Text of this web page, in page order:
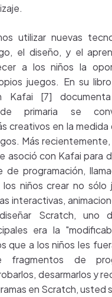
utilizar nuevas
el diseño, y el
a los niños la
juegos. En su
Kafai [7]
de primaria se
creativos en la medida
Más
asoció con Kafai para
de programación,
niños crear no sólo
interactivas,
Scratch, uno
era la
que a los niños les
fragmentos de
desarmarlos y
en Scratch, usted